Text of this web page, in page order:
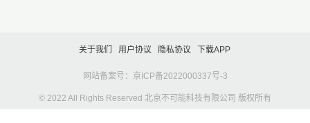
关于我们 用户协议 隐私协议 下载APP
网站备案号：京ICP备2022000337号-3
© 2022 All Rights Reserved 北京不可能科技有限公司 版权所有